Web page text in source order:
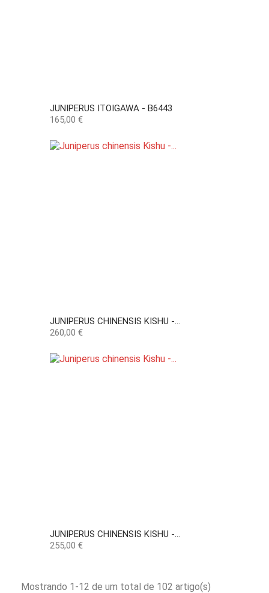
JUNIPERUS ITOIGAWA - B6443
Preço
165,00 €
JUNIPERUS CHINENSIS KISHU -...
Preço
260,00 €
JUNIPERUS CHINENSIS KISHU -...
Preço
255,00 €
Mostrando 1-12 de um total de 102 artigo(s)